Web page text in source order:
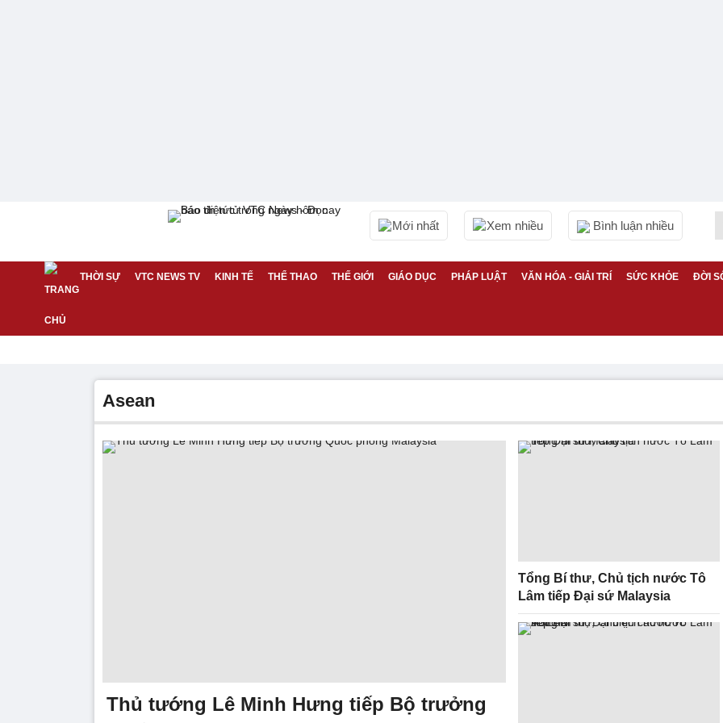
Mới nhất Xem nhiều Bình luận nhiều
THỜI SỰ VTC NEWS TV KINH TẾ THỂ THAO THẾ GIỚI GIÁO DỤC PHÁP LUẬT VĂN HÓA - GIẢI TRÍ SỨC KHỎE ĐỜI
asean
Thủ tướng Lê Minh Hưng tiếp Bộ trưởng
Tổng Bí thư, Chủ tịch nước Tô
Lâm tiếp Đại sứ Malaysia